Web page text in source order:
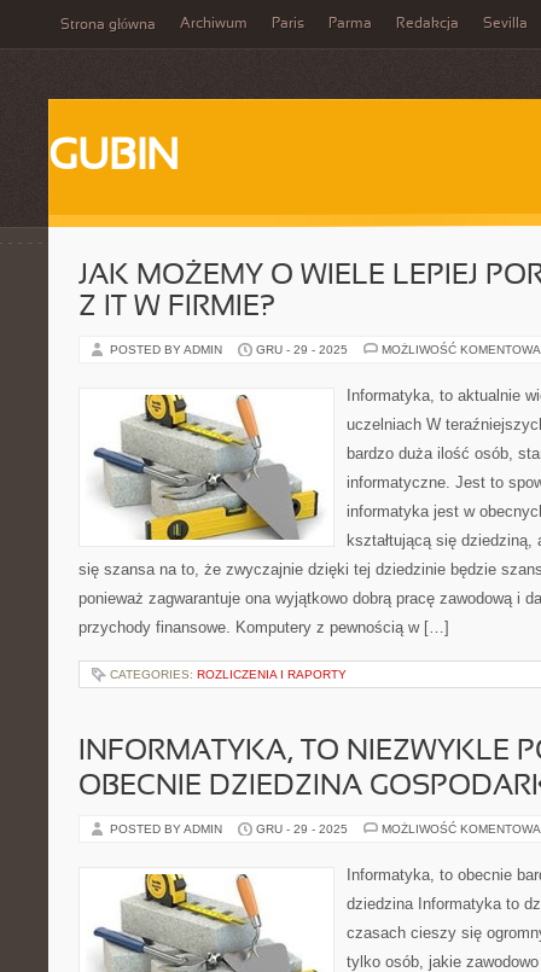
Strona główna Archiwum Paris Parma Redakcja Sevilla
GUBIN
JAK MOŻEMY O WIELE LEPIEJ
Z IT W FIRMIE?
POSTED BY ADMIN GRU - 29 - 2025 MOŻLIWOŚĆ
Informatyka, to aktualnie
uczelniach W
bardzo duża ilość osób,
informatyczne. Jest to
informatyka jest w
kształtującą się
się szansa na to, że zwyczajnie dzięki tej dziedzinie będzie
ponieważ zagwarantuje ona wyjątkowo dobrą pracę zawodową i
przychody finansowe. Komputery z pewnością w […]
CATEGORIES: ROZLICZENIA I RAPORTY
INFORMATYKA, TO NIEZWYKLE
OBECNIE DZIEDZINA
POSTED BY ADMIN GRU - 29 - 2025 MOŻLIWOŚĆ
Informatyka, to obecnie
dziedzina Informatyka to
czasach cieszy się
tylko osób, jakie